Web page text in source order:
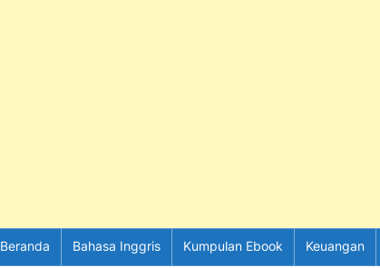
Beranda Bahasa Inggris Kumpulan Ebook Keuangan